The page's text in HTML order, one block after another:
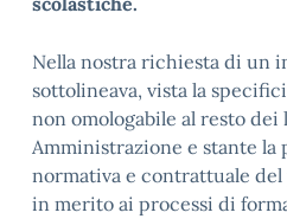
Nella nostra richiesta di un
sottolineava, vista la
non omologabile al resto dei
Amministrazione e stante la
normativa e contrattuale del
in merito ai processi di